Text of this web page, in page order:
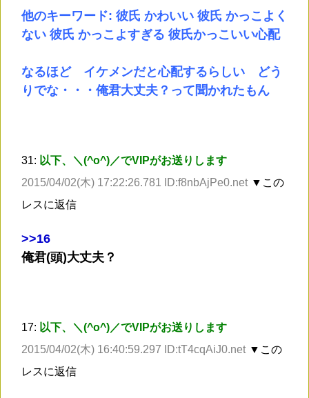
他のキーワード: 彼氏 かわいい 彼氏 かっこよく
ない 彼氏 かっこよすぎる 彼氏かっこいい心配
なるほど イケメンだと心配するらしい どう
りでな・・・俺君大丈夫？って聞かれたもん
31: 以下、＼(^o^)／でVIPがお送りします
2015/04/02(木) 17:22:26.781 ID:f8nbAjPe0.net ▼この
レスに返信
>>16
俺君(頭)大丈夫？
17: 以下、＼(^o^)／でVIPがお送りします
2015/04/02(木) 16:40:59.297 ID:tT4cqAiJ0.net ▼この
レスに返信